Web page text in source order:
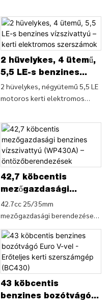
magasnyomású víztisztító,
benzines nagynyomású mosó
(CS250D), részletek és ár a
víztisztító tisztítógépről a Hot
Sale kínálatából , Benzin
Magasnyomású mosó (CS250D)
- KÍNA GTL TOOLS LIMITED
2 hüvelykes, 4 ütemű,
5,5 LE-s benzines
vízszivattyú – kerti
elektromos
2 hüvelykes, négyütemű 5,5 LE
motoros kerti elektromos
vízszivattyú (WP20X), részletek
és árak a kerti szerszámokról,
elektromos kéziszerszámok 2
hüvelykes, 4 ütemű 5,5 LE
motoros kerti szerszámok
benzines vízszivattyújáról
(WP20X) - KÍNA GTL TOOLS
LIMITED
42,7 köbcentis
mezőgazdasági
benzines vízszivattyú
(WP430A) –
öntözőberendezések
42.7cc 25/35mm
mezőgazdasági berendezések
öntöző benzines vízszivattyú
(WP430A), részletek és ár a
vízszivattyús vízgépről 42.7cc
25/35mm-es mezőgazdasági
berendezések öntöző
benzines vízszivattyú
(WP430A) - KÍNA GTL TOOLS
43 köbcentis
benzines bozótvágó